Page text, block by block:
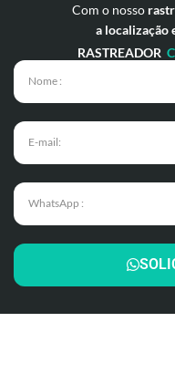
Com o nosso
a localização
RASTREADOR